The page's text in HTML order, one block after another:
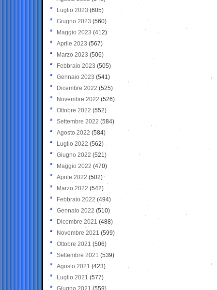
Luglio 2023 (605)
Giugno 2023 (560)
Maggio 2023 (412)
Aprile 2023 (567)
Marzo 2023 (506)
Febbraio 2023 (505)
Gennaio 2023 (541)
Dicembre 2022 (525)
Novembre 2022 (526)
Ottobre 2022 (552)
Settembre 2022 (584)
Agosto 2022 (584)
Luglio 2022 (562)
Giugno 2022 (521)
Maggio 2022 (470)
Aprile 2022 (502)
Marzo 2022 (542)
Febbraio 2022 (494)
Gennaio 2022 (510)
Dicembre 2021 (488)
Novembre 2021 (599)
Ottobre 2021 (506)
Settembre 2021 (539)
Agosto 2021 (423)
Luglio 2021 (577)
Giugno 2021(559)